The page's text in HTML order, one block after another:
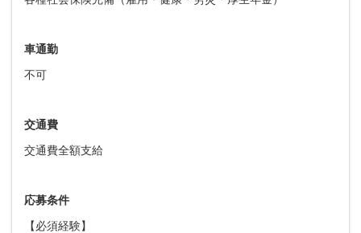
車通勤
不可
交通費
交通費全額支給
応募条件
【必須経験】